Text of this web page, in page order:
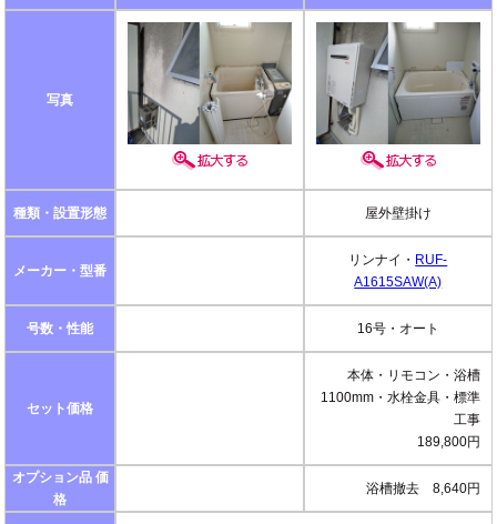
写真
種類・設置形態 屋外壁掛け
メーカー・型番
リンナイ・ RUF-
A1615SAW(A)
号数・性能 16号・オート
セット価格
本体・リモコン・浴槽
1100mm・水栓金具・標準
工事
189,800円
オプション品 価
格
浴槽撤去 8,640円